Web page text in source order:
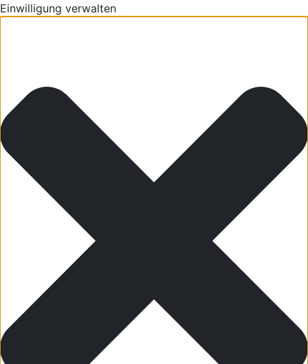
Einwilligung verwalten